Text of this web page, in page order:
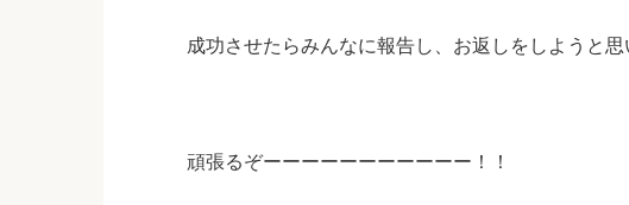
成功させたらみんなに報告し、お返しをしようと思
頑張るぞーーーーーーーーーーー！！